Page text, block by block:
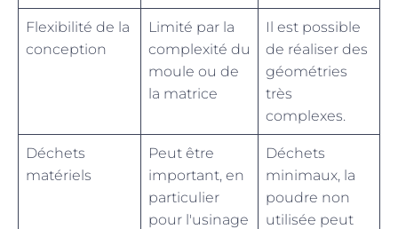
Flexibilité de la
conception
Limité par la
complexité du
moule ou de
la matrice
Il est possible
de réaliser des
géométries
très
complexes.
Déchets
matériels
Peut être
important, en
particulier
pour l'usinage
Déchets
minimaux, la
poudre non
utilisée peut